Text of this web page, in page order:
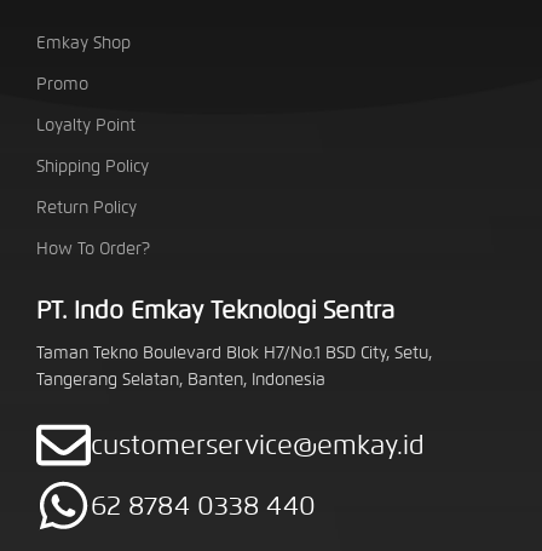
Emkay Shop
Promo
Loyalty Point
Shipping Policy
Return Policy
How To Order?
PT. Indo Emkay Teknologi Sentra
Taman Tekno Boulevard Blok H7/No.1 BSD City, Setu,
Tangerang Selatan, Banten, Indonesia
customerservice@emkay.id
62 8784 0338 440